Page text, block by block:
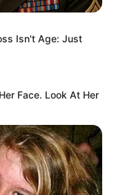
και κατοχή
Και όποιος
νέο μοντέρνο...
Isn't Age: Just
Face. Look At Her